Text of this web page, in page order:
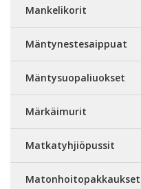
Mankelikorit
Mäntynestesaippuat
Mäntysuopaliuokset
Märkäimurit
Matkatyhjiöpussit
Matonhoitopakkaukset